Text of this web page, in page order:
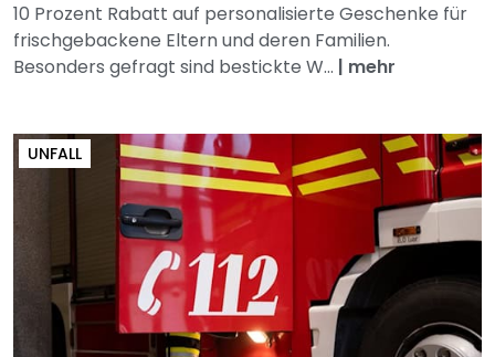
10 Prozent Rabatt auf personalisierte Geschenke für
frischgebackene Eltern und deren Familien.
Besonders gefragt sind bestickte W... | mehr
UNFALL